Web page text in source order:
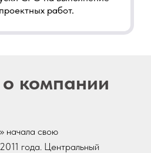
свою
года. Центральный
компании